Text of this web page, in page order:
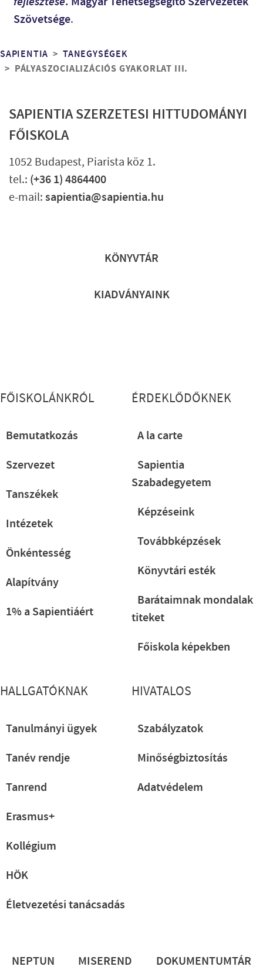
Szövetsége.
Morzsa
SAPIENTIA TANEGYSÉGEK
PÁLYASZOCIALIZÁCIÓS GYAKORLAT III.
SAPIENTIA SZERZETESI HITTUDOMÁNYI
FŐISKOLA
1052 Budapest, Piarista köz 1.
tel.: (+36 1) 4864400
e-mail:sapientia@sapientia.hu
KÖNYVTÁR
KIADVÁNYAINK
FŐISKOLÁNKRÓL
Bemutatkozás
Szervezet
Tanszékek
Intézetek
Önkéntesség
Alapítvány
1% a Sapientiáért
ÉRDEKLŐDŐKNEK
A la carte
Sapientia
Szabadegyetem
Képzéseink
Továbbképzések
Könyvtári esték
Barátaimnak mondalak
titeket
Főiskola képekben
HALLGATÓKNAK
Tanulmányi ügyek
Tanév rendje
Tanrend
Erasmus+
Kollégium
HÖK
Életvezetési tanácsadás
HIVATALOS
Szabályzatok
Minőségbiztosítás
Adatvédelem
Lábléc
NEPTUN MISEREND
DOKUMENTUMTÁR